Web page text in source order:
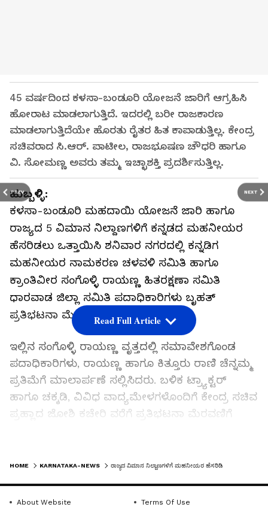
PREV NEXT
45 ವರ್ಷದಿಂದ ಕಳಸಾ-ಬಂಡೂರಿ ಯೋಜನೆ ಜಾರಿಗೆ ಆಗ್ರಹಿಸಿ
ಹೋರಾಟ ಮಾಡಲಾಗುತ್ತಿದೆ. ಇದರಲ್ಲಿ ಬರೀ ರಾಜಕಾರಣ
ಮಾಡಲಾಗುತ್ತಿದೆಯೇ ಹೊರತು ರೈತರ ಹಿತ ಕಾಪಾಡುತ್ತಿಲ್ಲ. ಕೇಂದ್ರ
ಸಚಿವರಾದ ಸಿ.ಆರ್. ಪಾಟೀಲ, ರಾಜಭೂಷಣ ಚೌಧರಿ ಹಾಗೂ
ವಿ. ಸೋಮಣ್ಣ ಅವರು ತಮ್ಮ ಇಚ್ಛಾಶಕ್ತಿ ಪ್ರದರ್ಶಿಸುತ್ತಿಲ್ಲ.
ಹುಬ್ಬಳ್ಳಿ:
ಕಳಸಾ-ಬಂಡೂರಿ ಮಹದಾಯಿ ಯೋಜನೆ ಜಾರಿ ಹಾಗೂ
ರಾಜ್ಯದ 5 ವಿಮಾನ ನಿಲ್ದಾಣಗಳಿಗೆ ಕನ್ನಡದ ಮಹನೀಯರ
ಹೆಸರಿಡಲು ಒತ್ತಾಯಿಸಿ ಶನಿವಾರ ನಗರದಲ್ಲಿ ಕನ್ನಡಿಗ
ಮಹನೀಯರ ನಾಮಕರಣ ಚಳವಳಿ ಸಮಿತಿ ಹಾಗೂ
ಕ್ರಾಂತಿವೀರ ಸಂಗೊಳ್ಳಿ ರಾಯಣ್ಣ ಹಿತರಕ್ಷಣಾ ಸಮಿತಿ
ಧಾರವಾಡ ಜಿಲ್ಲಾ ಸಮಿತಿ ಪದಾಧಿಕಾರಿಗಳು ಬೃಹತ್‌
ಪ್ರತಿಭಟನಾ ಮೆರವಣಿಗೆ ನಡೆಸಿದರು.
ಇಲ್ಲಿನ ಸಂಗೊಳ್ಳಿ ರಾಯಣ್ಣ ವೃತ್ತದಲ್ಲಿ ಸಮಾವೇಶಗೊಂಡ
ಪದಾಧಿಕಾರಿಗಳು, ರಾಯಣ್ಣ ಹಾಗೂ ಕಿತ್ತೂರು ರಾಣಿ ಚೆನ್ನಮ್ಮ
ಪ್ರತಿಮೆಗೆ ಮಾಲಾರ್ಪಣೆ ಸಲ್ಲಿಸಿದರು. ಬಳಿಕ ಟ್ರ್ಯಾಕ್ಟರ್‌
ಹಾಗೂ ಚಕ್ಕಡಿ, ವಿವಿಧ ವಾದ್ಯಮೇಳಗಳೊಂದಿಗೆ ಕೇಂದ್ರ ಸಚಿವ
ಪ್ರಹ್ಲಾದ ಜೋಶಿ ಕಚೇರಿ ವರೆಗೆ ಪ್ರತಿಭಟನಾ ಮೆರವಣಿಗೆ
45 ವರ್ಷದಿಂದ ಕಳಸಾ-ಬಂಡೂರಿ ಯೋಜನೆ ಜಾರಿಗೆ
ರಾಜಕಾರಣ ಮಾಡಲಾಗುತ್ತಿದೆಯೇ ಹೊರತು ರೈತರ ಹಿತ
Read Full Article
HOME KARNATAKA-NEWS ರಾಜ್ಯದ ವಿಮಾನ ನಿಲ್ದಾಣಗಳಿಗೆ ಮಹನೀಯರ ಹೆಸರಿಡಿ
About Website Terms Of Use